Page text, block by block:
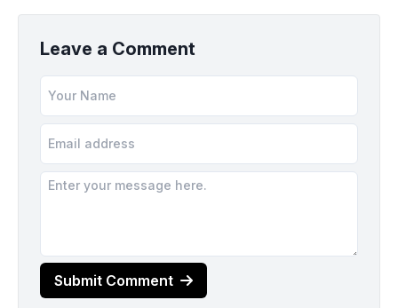
Leave a Comment
Submit Comment